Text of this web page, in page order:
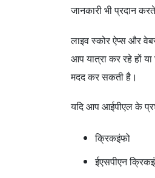
जानकारी भी प्रदान
लाइव स्कोर ऐप्स और
आप यात्रा कर रहे हों
मदद कर सकती है।
यदि आप आईपीएल के
क्रिकइंफो
ईएसपीएन